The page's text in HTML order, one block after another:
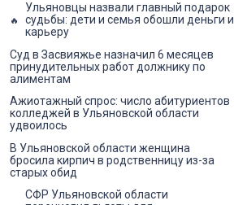
Ульяновцы назвали главный подарок
судьбы: дети и семья обошли деньги и
карьеру
Суд в Засвияжье назначил 6 месяцев
принудительных работ должнику по
алиментам
Ажиотажный спрос: число абитуриентов
колледжей в Ульяновской области
удвоилось
В Ульяновской области женщина
бросила кирпич в родственницу из-за
старых обид
СФР Ульяновской области